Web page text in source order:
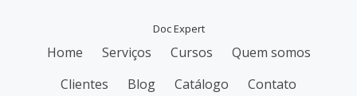
Doc Expert
Home Serviços Cursos
Quem somos
Clientes
Blog Catálogo Contato